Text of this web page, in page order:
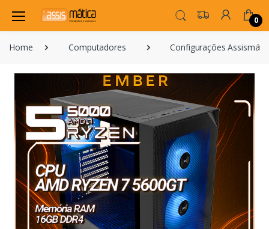
0
Home Computadores Configurações